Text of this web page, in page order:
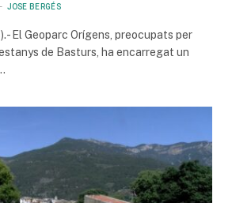
JOSE BERGÉS
El Geoparc Orígens, preocupats per
de Basturs, ha encarregat un